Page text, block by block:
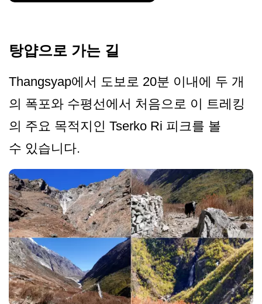
탕얍으로 가는 길
Thangsyap에서 도보로 20분 이내에 두 개
의 폭포와 수평선에서 처음으로 이 트레킹
의 주요 목적지인 Tserko Ri 피크를 볼
수 있습니다.